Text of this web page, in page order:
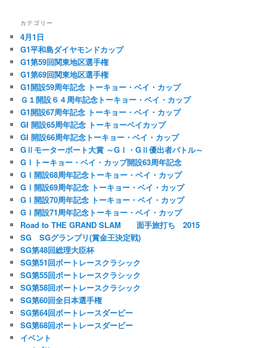
カテゴリー
4月1日
G1平和島ダイヤモンドカップ
G1第59回関東地区選手権
G1第69回関東地区選手権
G1開設59周年記念 トーキョー・ベイ・カップ
Ｇ１開設６４周年記念トーキョー・ベイ・カップ
G1開設67周年記念 トーキョー・ベイ・カップ
GI 開設65周年記念 トーキョーベイカップ
GI 開設66周年記念トーキョー・ベイ・カップ
GⅡモーターボート大賞 ～GⅠ・GⅡ優出者バトル～
GⅠトーキョー・ベイ・カップ開設63周年記念
GⅠ開設68周年記念トーキョー・ベイ・カップ
GⅠ開設69周年記念 トーキョー・ベイ・カップ
GⅠ開設70周年記念 トーキョー・ベイ・カップ
GⅠ開設71周年記念トーキョー・ベイ・カップ
Road to THE GRAND SLAM 面手旅打ち 2015
SG SGグランプリ(賞金王決定戦)
SG第48回総理大臣杯
SG第51回ボートレースクラシック
SG第55回ボートレースクラシック
SG第58回ボートレースクラシック
SG第60回全日本選手権
SG第64回ボートレースダービー
SG第68回ボートレースダービー
イベント